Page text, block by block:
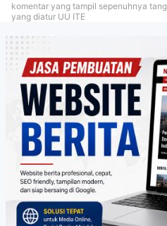
komentar yang tampil sepenuhnya
yang diatur UU ITE